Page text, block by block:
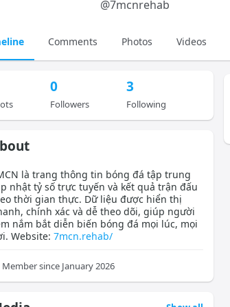
@7mcnrehab
Comments Photos Videos
0
Followers
3
Following
là trang thông tin bóng đá tập trung
nhật tỷ số trực tuyến và kết quả trận đấu
thời gian thực. Dữ liệu được hiển thị
chính xác và dễ theo dõi, giúp người
nắm bắt diễn biến bóng đá mọi lúc, mọi
Website: 7mcn.rehab/
Member since January 2026